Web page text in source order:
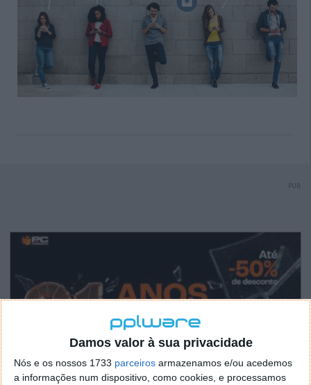
Damos valor à sua privacidade
Nós e os nossos 1733 parceiros armazenamos e/ou acedemos
a informações num dispositivo, como cookies, e processamos
PUB